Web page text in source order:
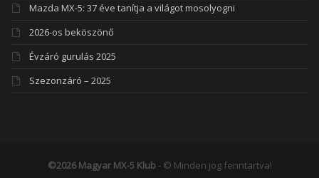
Mazda MX-5: 37 éve tanítja a világot mosolyogni
2026-os beköszönő
Évzáró gurulás 2025
Szezonzáró – 2025
©2026 Magyar MX-5 Klub- © Minden jog fenntartva!